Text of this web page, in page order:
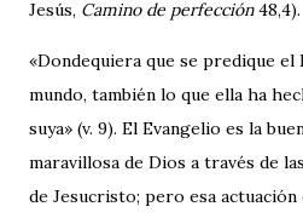
Jesús, Camino de perfección48,4).
«Dondequiera que se predique el
mundo, también lo que ella ha
suya» (v. 9). El Evangelio es la
maravillosa de Dios a través de
de Jesucristo; pero esa